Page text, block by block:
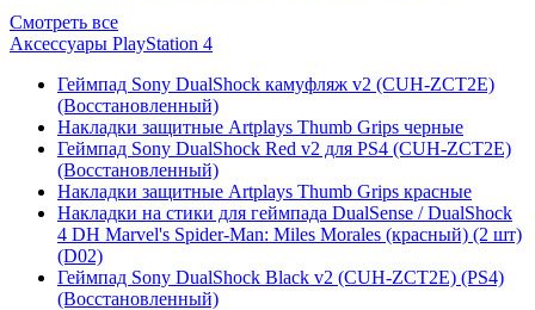
Смотреть все
Аксессуары PlayStation 4
Геймпад Sony DualShock камуфляж v2 (CUH-ZCT2E)
(Восстановленный)
Накладки защитные Artplays Thumb Grips черные
Геймпад Sony DualShock Red v2 для PS4 (CUH-ZCT2E)
(Восстановленный)
Накладки защитные Artplays Thumb Grips красные
Накладки на стики для геймпада DualSense / DualShock
4 DH Marvel's Spider-Man: Miles Morales (красный) (2 шт)
(D02)
Геймпад Sony DualShock Black v2 (CUH-ZCT2E) (PS4)
(Восстановленный)